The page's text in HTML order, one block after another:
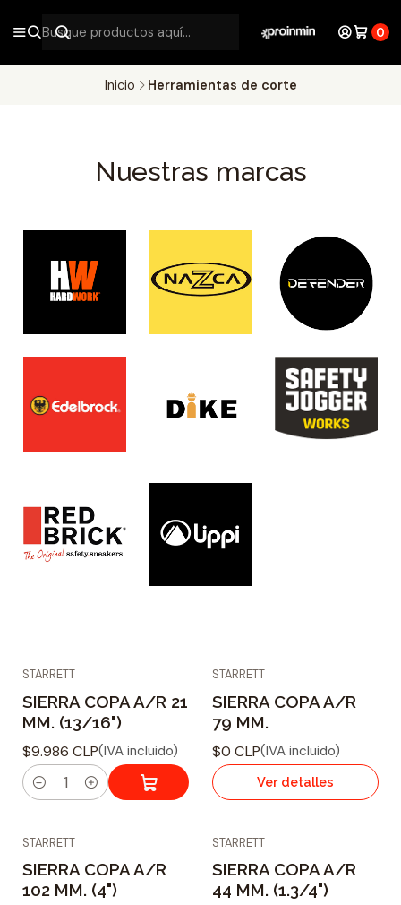
0
Inicio Herramientas de corte
Nuestras marcas
STARRETT
SIERRA COPA A/R 21
MM. (13/16")
$9.986 CLP(IVA incluido)
C
n
t
i
STARRETT
SIERRA COPA A/R
79 MM.
$0 CLP(IVA incluido)
Ver detalles
STARRETT
SIERRA COPA A/R
102 MM. (4")
STARRETT
SIERRA COPA A/R
44 MM. (1.3/4")